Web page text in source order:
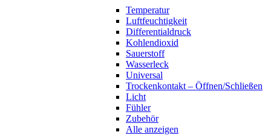
Temperatur
Luftfeuchtigkeit
Differentialdruck
Kohlendioxid
Sauerstoff
Wasserleck
Universal
Trockenkontakt – Öffnen/Schließen
Licht
Fühler
Zubehör
Alle anzeigen